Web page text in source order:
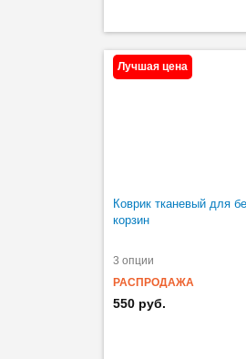
Лучшая цена
Коврик тканевый для
корзин
3 опции
РАСПРОДАЖА
550 руб.